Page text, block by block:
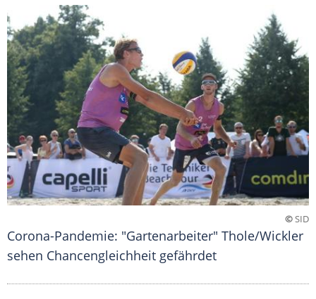
©SID
Corona-Pandemie: "Gartenarbeiter" Thole/Wickler
sehen Chancengleichheit gefährdet